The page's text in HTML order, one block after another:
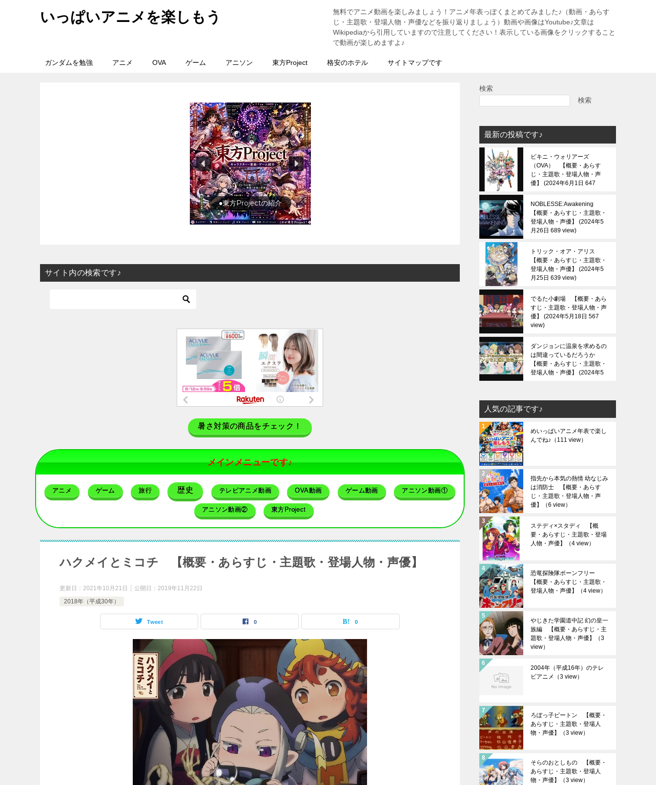
いっぱいアニメを楽しもう
無料でアニメ動画を楽しみましょう！アニメ年表っぽくまとめてみました♪（動画・あらす
じ・主題歌・登場人物・声優などを振り返りましょう）動画や画像はYoutube♪文章は
Wikipediaから引用していますので注意してください！表示している画像をクリックすること
で動画が楽しめますよ♪
ガンダムを勉強 アニメ OVA ゲーム アニソン 東方Project 格安のホテル サイトマップです
●東方Projectの紹介
サイト内の検索です♪
暑さ対策の商品をチェック！
メインメニューです♪
アニメ ゲーム 旅行 歴史 テレビアニメ動画 OVA動画 ゲーム動画 アニソン動画①
アニソン動画② 東方Project
ハクメイとミコチ 【概要・あらすじ・主題歌・登場人物・声優】
更新日： 2021年10月21日 公開日： 2019年11月22日
2018年（平成30年）
Tweet 0 0
検索
検索
最新の投稿です♪
ビキニ・ウォリアーズ
（OVA） 【概要・あらす
じ・主題歌・登場人物・声
優】
2024年6月1日 647
NOBLESSE:Awakening
【概要・あらすじ・主題歌・
登場人物・声優】
2024年5
月26日 689 view
トリック・オア・アリス
【概要・あらすじ・主題歌・
登場人物・声優】
2024年5
月25日 639 view
でるた小劇場 【概要・あら
すじ・主題歌・登場人物・声
優】
2024年5月18日 567
view
ダンジョンに温泉を求めるの
は間違っているだろうか
【概要・あらすじ・主題歌・
登場人物・声優】
2024年5
人気の記事です♪
めいっぱいアニメ年表で楽し
んでね♪ （111 view）
指先から本気の熱情 幼なじみ
は消防士 【概要・あらす
じ・主題歌・登場人物・声
優】
（6 view）
ステディ×スタディ 【概
要・あらすじ・主題歌・登場
人物・声優】
（4 view）
恐竜探険隊ボーンフリー
【概要・あらすじ・主題歌・
登場人物・声優】
（4 view）
やじきた学園道中記 幻の皇一
族編 【概要・あらすじ・主
題歌・登場人物・声優】
（3
view）
2004年（平成16年）のテレ
ビアニメ
（3 view）
ろぼっ子ビートン 【概要・
あらすじ・主題歌・登場人
物・声優】
（3 view）
そらのおとしもの 【概要・
あらすじ・主題歌・登場人
物・声優】
（3 view）